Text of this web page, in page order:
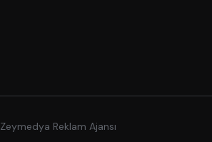
Zeymedya Reklam Ajansı